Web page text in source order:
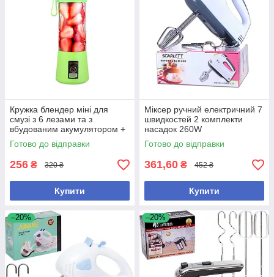
Кружка блендер міні для
смузі з 6 лезами та з
вбудованим акумулятором +
USB Об'єм 380 мл зелена
Готово до відправки
256 ₴ 320 ₴
Купити
Міксер ручний електричний 7
швидкостей 2 комплекти
насадок 260W
Готово до відправки
361,60 ₴ 452 ₴
Купити
–20% –20%